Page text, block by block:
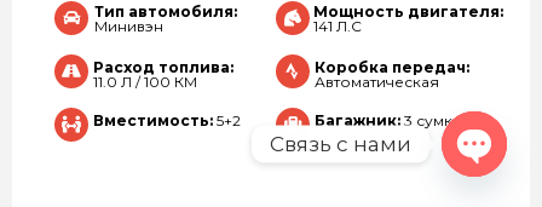
Тип автомобиля:
Минивэн
Мощность двигателя:
141 Л.С
Расход топлива:
11.0 Л / 100 КМ
Коробка передач:
Автоматическая
Вместимость: 5+2 Багажник: 3 сумки
Связь с нами